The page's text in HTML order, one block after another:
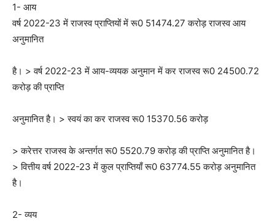
1- आय
वर्ष 2022-23 में राजस्व प्राप्तियों में रू0 51474.27 करोड़ राजस्व आय
अनुमानित
है। > वर्ष 2022-23 में आय-व्ययक अनुमान में कर राजस्व रू0 24500.72
करोड़ की प्राप्ति
अनुमानित है। > स्वयं का कर राजस्व रू0 15370.56 करोड़
> करेत्तर राजस्व के अन्तर्गत रू0 5520.79 करोड़ की प्राप्ति अनुमानित है।
> वित्तीय वर्ष 2022-23 में कुल प्राप्तियाँ रू0 63774.55 करोड़ अनुमानित
है।
2- व्यय